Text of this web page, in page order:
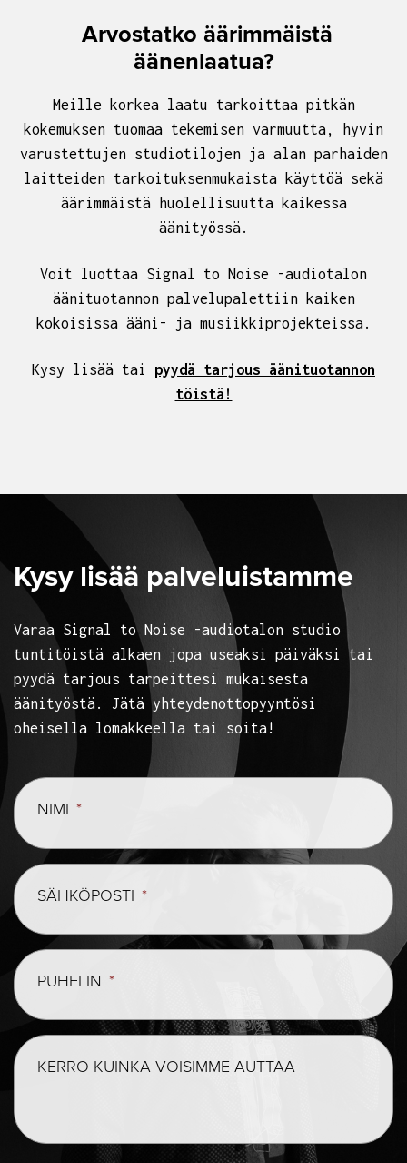
Arvostatko äärimmäistä
äänenlaatua?
Meille korkea laatu tarkoittaa pitkän
kokemuksen tuomaa tekemisen varmuutta, hyvin
varustettujen studiotilojen ja alan parhaiden
laitteiden tarkoituksenmukaista käyttöä sekä
äärimmäistä huolellisuutta kaikessa
äänityössä.
Voit luottaa Signal to Noise -audiotalon
äänituotannon palvelupalettiin kaiken
kokoisissa ääni- ja musiikkiprojekteissa.
Kysy lisää tai pyydä tarjous äänituotannon
töistä!
Kysy lisää palveluistamme
Varaa Signal to Noise -audiotalon studio
tuntitöistä alkaen jopa useaksi päiväksi tai
pyydä tarjous tarpeittesi mukaisesta
äänityöstä. Jätä yhteydenottopyyntösi
oheisella lomakkeella tai soita!
NIMI *
SÄHKÖPOSTI *
PUHELIN *
KERRO KUINKA VOISIMME AUTTAA